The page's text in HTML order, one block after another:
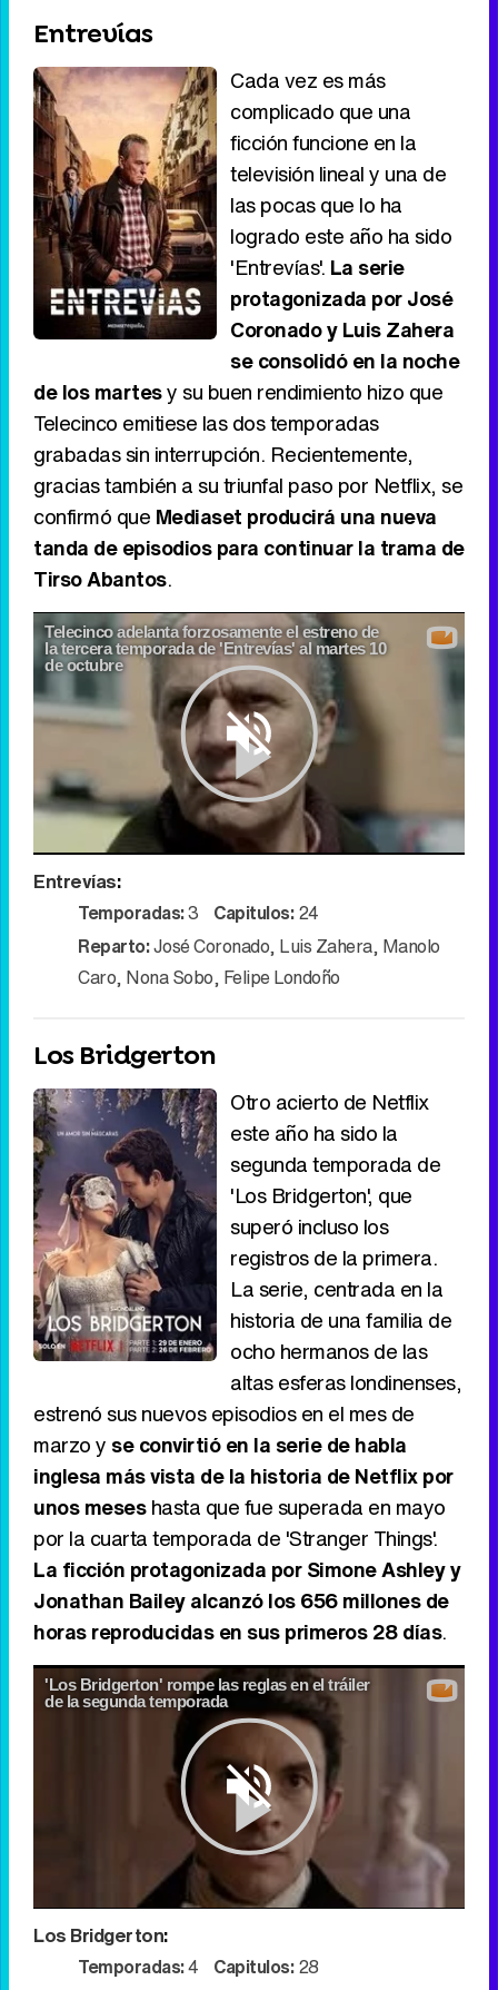
Entrevías
Cada vez es más
complicado que una
ficción funcione en la
televisión lineal y una de
las pocas que lo ha
logrado este año ha sido
'Entrevías'. La serie
protagonizada por José
Coronado y Luis Zahera
se consolidó en la noche
de los martesy su buen rendimiento hizo que
Telecinco emitiese las dos temporadas
grabadas sin interrupción. Recientemente,
gracias también a su triunfal paso por Netflix, se
confirmó que Mediaset producirá una nueva
tanda de episodios para continuar la trama de
Tirso Abantos.
Play
Video
Telecinco adelanta forzosamente el estreno de
la tercera temporada de 'Entrevías' al martes 10
de octubre
Entrevías:
Temporadas:3 Capitulos:24
Reparto:José Coronado, Luis Zahera, Manolo
Caro, Nona Sobo, Felipe Londoño
Los Bridgerton
Otro acierto de Netflix
este año ha sido la
segunda temporada de
'Los Bridgerton', que
superó incluso los
registros de la primera.
La serie, centrada en la
historia de una familia de
ocho hermanos de las
altas esferas londinenses,
estrenó sus nuevos episodios en el mes de
marzo y se convirtió en la serie de habla
inglesa más vista de la historia de Netflix por
unos meseshasta que fue superada en mayo
por la cuarta temporada de 'Stranger Things'.
La ficción protagonizada por Simone Ashley y
Jonathan Bailey alcanzó los 656 millones de
horas reproducidas en sus primeros 28 días.
Play
'Los Bridgerton' rompe las reglas en el tráiler
de la segunda temporada
Los Bridgerton:
Temporadas:4 Capitulos:28